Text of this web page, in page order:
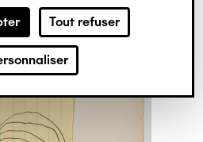
Tout refuser